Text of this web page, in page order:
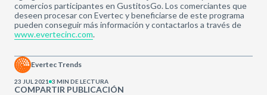
comercios participantes en GustitosGo. Los comerciantes que
deseen procesar con Evertec y beneficiarse de este programa
pueden conseguir más información y contactarlos a través de
www.evertecinc.com.
COMPARTIR PUBLICACIÓN
Evertec Trends
23 JUL 2021 3 MIN DE LECTURA